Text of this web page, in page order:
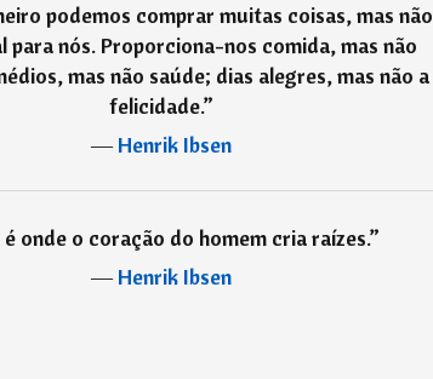
podemos comprar muitas coisas, mas não
para nós. Proporciona-nos comida, mas não
mas não saúde; dias alegres, mas não a
felicidade.”
―Henrik Ibsen
é onde o coração do homem cria raízes.”
―Henrik Ibsen